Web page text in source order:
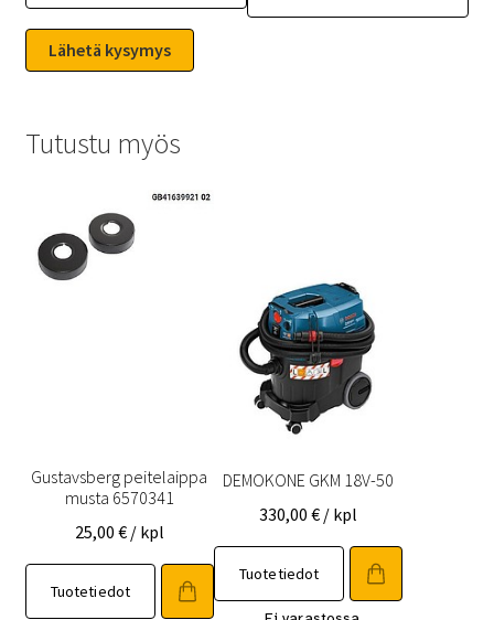
Tutustu myös
Gustavsberg peitelaippa
musta 6570341
25,00 € / kpl
Tuotetiedot
DEMOKONE GKM 18V-50
330,00€ / kpl
Tuotetiedot